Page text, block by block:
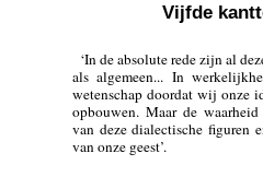
Vijfde
‘In de absolute rede zijn al
als algemeen... In
wetenschap doordat wij onze
opbouwen. Maar de
van deze dialectische figuren
van onze geest’.